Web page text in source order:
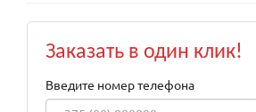
Заказать в один клик!
Введите номер телефона